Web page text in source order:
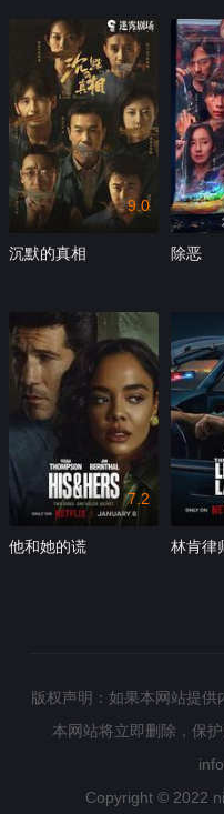
9.0
沉默的真相 除恶
7.2
他和她的谎 林肯律
版权声明：如果本网站提供
本网站将立即删除，保
Copyright © 2022